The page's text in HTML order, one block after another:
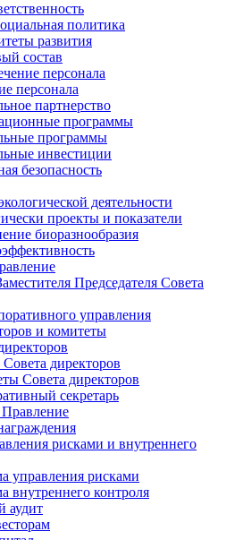
политика
развития
состав
персонала
персонала
партнерство
программы
программы
инвестиции
безопасность
деятельности
проекты и показатели
биоразнообразия
Председателя Совета
управления
и комитеты
директоров
Совета директоров
секретарь
рисками и внутреннего
управления рисками
внутреннего контроля
аудит